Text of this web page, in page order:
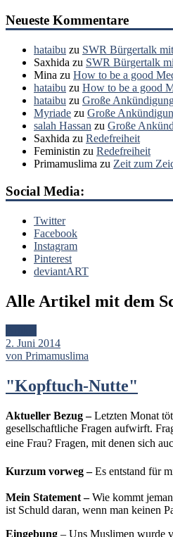
Neueste Kommentare
hataibu zu SWR Bürgertalk
Saxhida zu SWR Bürgertalk
Mina zu How to be a good
hataibu zu How to be a good
hataibu zu Große
Myriade zu Große
salah Hassan zu Große
Saxhida zu Redefreiheit
Feministin zu Redefreiheit
Primamuslima zu Zeit zum
Social Media:
Twitter
Facebook
Instagram
Pinterest
deviantART
Alle Artikel mit dem
2. Juni 2014
von Primamuslima
"Kopftuch-Nutte"
Aktueller Bezug –Letzten Monat
gesellschaftliche Fragen aufwirft.
eine Frau? Fragen, mit denen sich
Kurzum vorweg –Es entstand für
Mein Statement –Wie kommt
ist Schuld daran, wenn man keinen
Eingebung – Uns Muslimen wurde